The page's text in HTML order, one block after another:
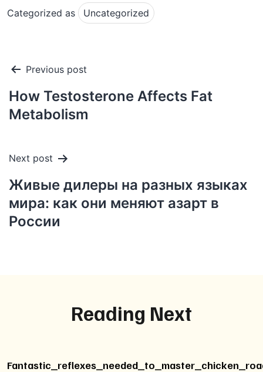
Categorized as
Uncategorized
Post
navigation
Previous post
How Testosterone Affects Fat
Metabolism
Next post
Живые дилеры на разных языках
мира: как они меняют азарт в
России
Reading Next